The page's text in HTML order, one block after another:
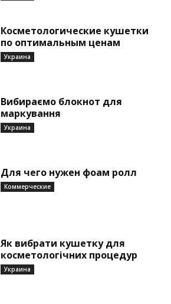
Косметологические кушетки
по оптимальным ценам
Украина
Вибираємо блокнот для
маркування
Украина
Для чего нужен фоам ролл
Коммерческие
Як вибрати кушетку для
косметологічних процедур
Украина